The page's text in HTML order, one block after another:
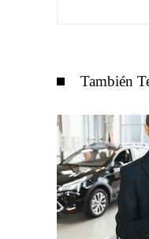
También